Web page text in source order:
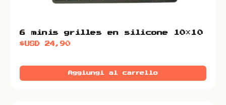
6 minis grilles en silicone 10×10
$USD24,90
Aggiungi al carrello